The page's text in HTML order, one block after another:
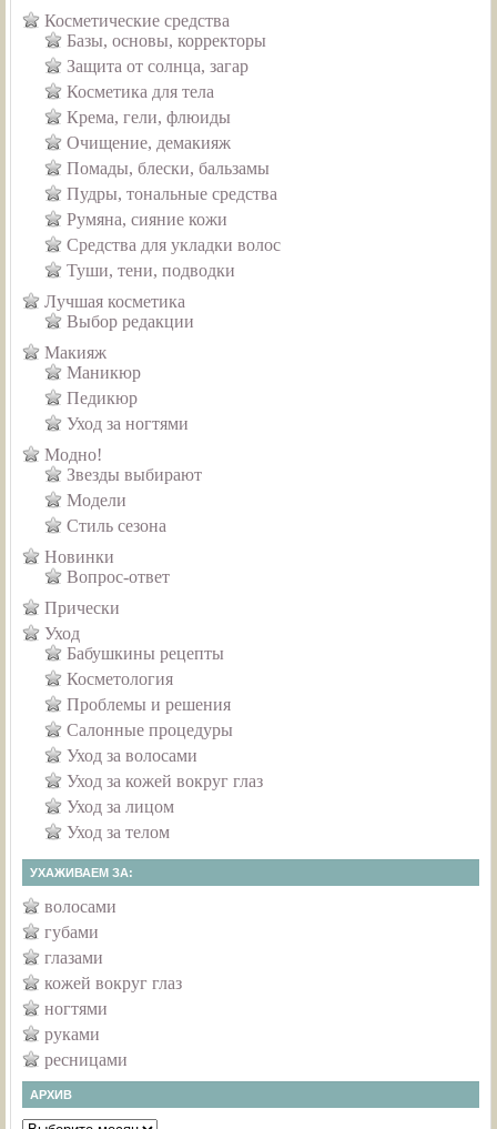
Косметические средства
Базы, основы, корректоры
Защита от солнца, загар
Косметика для тела
Крема, гели, флюиды
Очищение, демакияж
Помады, блески, бальзамы
Пудры, тональные средства
Румяна, сияние кожи
Средства для укладки волос
Туши, тени, подводки
Лучшая косметика
Выбор редакции
Макияж
Маникюр
Педикюр
Уход за ногтями
Модно!
Звезды выбирают
Модели
Стиль сезона
Новинки
Вопрос-ответ
Прически
Уход
Бабушкины рецепты
Косметология
Проблемы и решения
Салонные процедуры
Уход за волосами
Уход за кожей вокруг глаз
Уход за лицом
Уход за телом
УХАЖИВАЕМ ЗА:
волосами
губами
глазами
кожей вокруг глаз
ногтями
руками
ресницами
АРХИВ